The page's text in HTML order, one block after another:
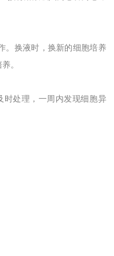
。换液时 ， 换新的细胞培养
。
时处理，一周内发现细胞异